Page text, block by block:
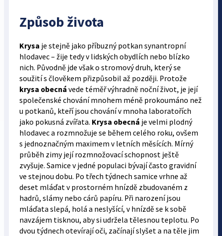
Způsob života
Krysa je stejně jako příbuzný potkan synantropní
hlodavec – žije tedy v lidských obydlích nebo blízko
nich. Původně jde však o stromový druh, který se
soužití s člověkem přizpůsobil až později. Protože
krysa obecná vede téměř výhradně noční život, je její
společenské chování mnohem méně prokoumáno než
u potkanů, kteří jsou chování v mnoha laboratořích
jako pokusná zvířata. Krysa obecná je velmi plodný
hlodavec a rozmnožuje se během celého roku, ovšem
s jednoznačným maximem v letních měsících. Mírný
průběh zimy její rozmnožovací schopnost ještě
zvyšuje. Samice v jedné populaci bývají často gravidní
ve stejnou dobu. Po třech týdnech samice vrhne až
deset mláďat v prostorném hnízdě zbudovaném z
hadrů, slámy nebo cárů papíru. Při narození jsou
mláďata slepá, holá a neslyšící, v hnízdě se k sobě
navzájem tisknou, aby si udržela tělesnou teplotu. Po
dvou týdnech otevírají oči, začínají slyšet a na těle jim